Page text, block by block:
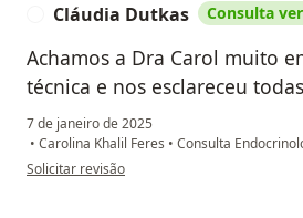
Cláudia Dutkas Consulta
Achamos a Dra Carol muito
técnica e nos esclareceu
7 de janeiro de 2025
• Carolina Khalil Feres • Consulta
na opinião do utilizador Cláudia Dutkas
Solicitar revisão